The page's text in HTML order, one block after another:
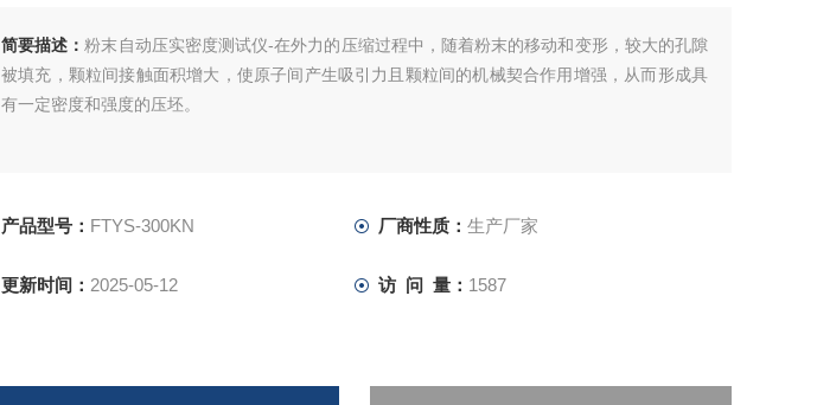
简要描述：粉末自动压实密度测试仪-在外力的压缩过程中，随着粉末的移动和变形，较大的孔隙
被填充，颗粒间接触面积增大，使原子间产生吸引力且颗粒间的机械契合作用增强，从而形成具
有一定密度和强度的压坯。
产品型号： FTYS-300KN 厂商性质： 生产厂家
更新时间： 2025-05-12 访 问 量： 1587